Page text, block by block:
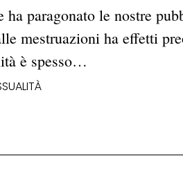
paragonato le nostre
mestruazioni ha effetti
è spesso…